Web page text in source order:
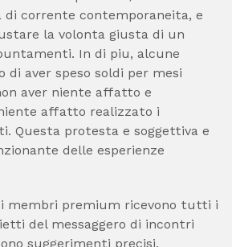
di corrente contemporaneita, e
la volonta giusta di un
In di piu, alcune
di aver speso soldi per mesi
aver niente affatto e
affatto realizzato i
Questa protesta e soggettiva e
delle esperienze
i membri premium ricevono tutti i
del messaggero di incontri
suggerimenti precisi,